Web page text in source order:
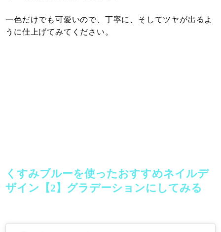
一色だけでも可愛いので、丁寧に、そしてツヤが出るよ
うに仕上げてみてください。
くすみブルーを使ったおすすめネイルデ
ザイン【2】グラデーションにしてみる